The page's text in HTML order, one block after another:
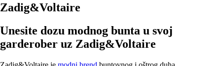
Zadig&Voltaire
Unesite dozu modnog bunta u svoj
garderober uz Zadig&Voltaire